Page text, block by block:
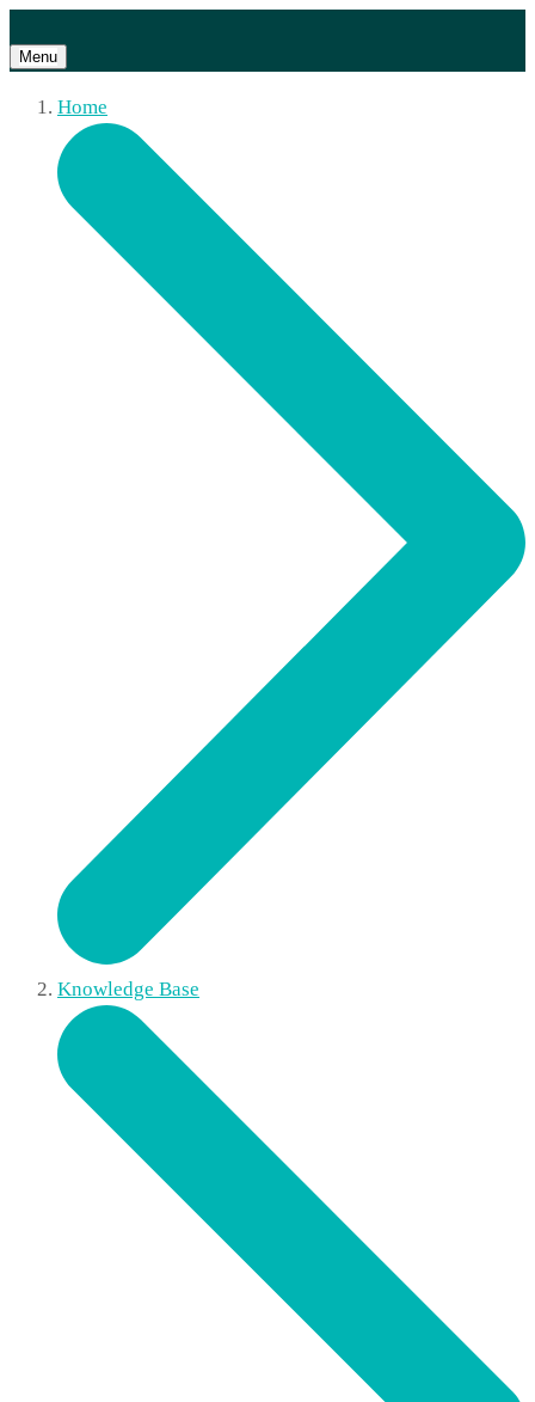
Menu
Home
Knowledge Base